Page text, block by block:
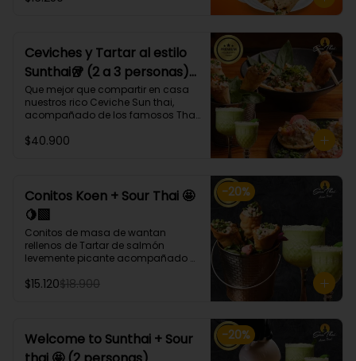
Ceviches y Tartar al estilo
Sunthai🥡 (2 a 3 personas)
🐙🐟🍤
Que mejor que compartir en casa
nuestros rico Ceviche Sun thai,
acompañado de los famosos Tha
de nuestro gran Sour thai.
de atún, pulpo, camarón, cebolla
morada, apio, pimentón, cilantro,
leche de tigre, acompañado de
calamares apanados en panko y
coco.)🌶️
* Tha ko (3 unidades) (Taquitos de
masa de wantan con un mix de
tártaro atún, bañados en
chalaquita en ají amarillo y
(Conitos de masa de wantan
rellenos de
Tartar de salmón levemente
$40.900
-20%
Conitos Koen + Sour Thai 🤩
🍋‍🟩
Conitos de masa de wantan
rellenos de Tartar de salmón
levemente picante acompañado
Unidades)
$15.120$18.900
-20%
Welcome to Sunthai + Sour